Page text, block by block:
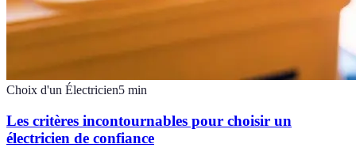
Choix d'un Électricien5 min
Les critères incontournables pour choisir un
électricien de confiance